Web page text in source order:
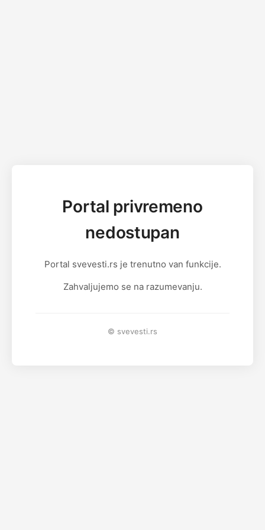
Portal privremeno
nedostupan
Portal svevesti.rs je trenutno van funkcije.
Zahvaljujemo se na razumevanju.
© svevesti.rs